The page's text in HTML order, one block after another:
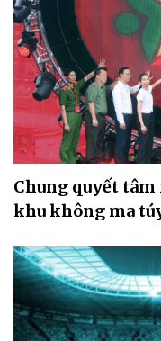
Chung quyết tâm
khu không ma